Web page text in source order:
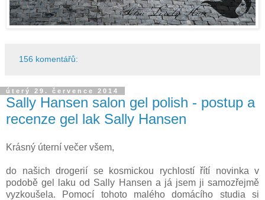
156 komentářů:
úterý 29. července 2014
Sally Hansen salon gel polish - postup a
recenze gel lak Sally Hansen
Krásný úterní večer všem,
do našich drogerií se kosmickou rychlostí řítí novinka v
podobě gel laku od Sally Hansen a já jsem ji samozřejmě
vyzkoušela. Pomocí tohoto malého domácího studia si